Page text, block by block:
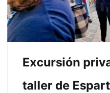
Excursión
taller de